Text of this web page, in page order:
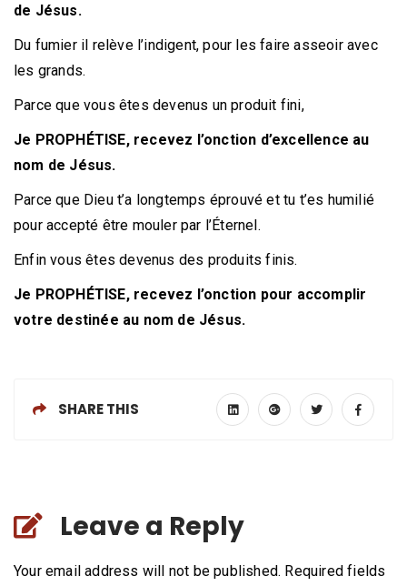
de Jésus.
Du fumier il relève l’indigent, pour les faire asseoir avec
les grands.
Parce que vous êtes devenus un produit fini,
Je PROPHÉTISE, recevez l’onction d’excellence au
nom de Jésus.
Parce que Dieu t’a longtemps éprouvé et tu t’es humilié
pour accepté être mouler par l’Éternel.
Enfin vous êtes devenus des produits finis.
Je PROPHÉTISE, recevez l’onction pour accomplir
votre destinée au nom de Jésus.
SHARE THIS
Leave a Reply
Your email address will not be published. Required fields